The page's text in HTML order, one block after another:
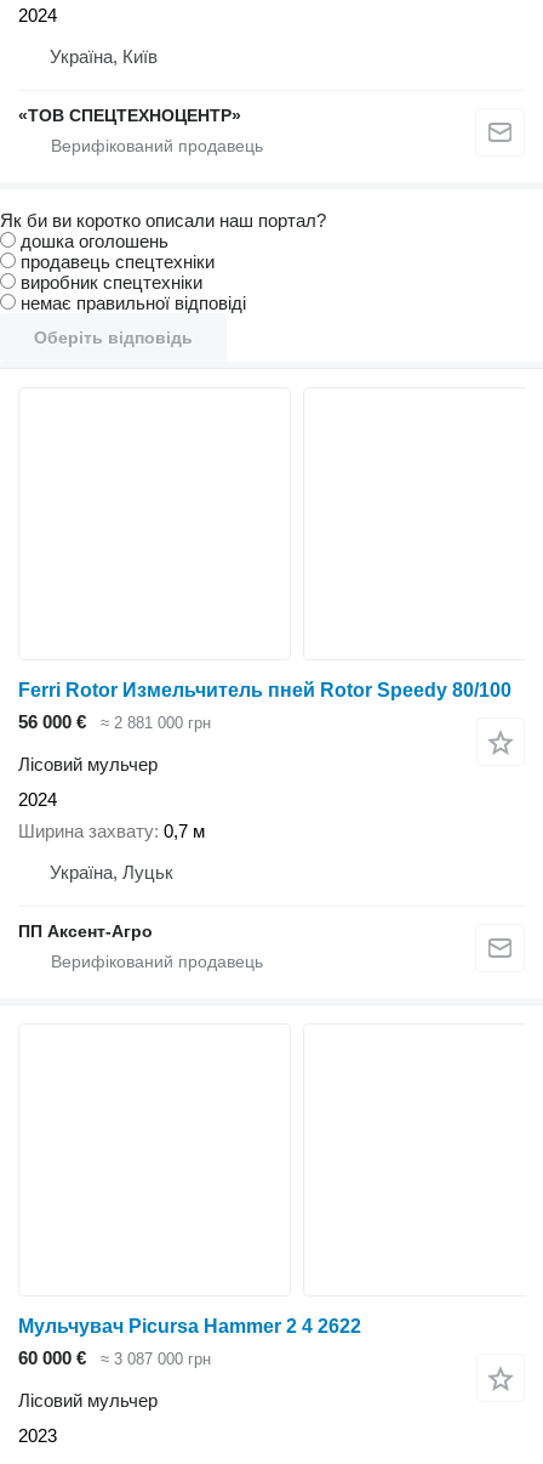
2024
Україна, Київ
«ТОВ СПЕЦТЕХНОЦЕНТР»
Як би ви коротко описали наш портал?
дошка оголошень
продавець спецтехніки
виробник спецтехніки
немає правильної відповіді
Оберіть відповідь
Ferri Rotor Измельчитель пней Rotor Speedy 80/100
56 000 €
≈ 2 881 000 грн
Лісовий мульчер
2024
Ширина захвату 0,7 м
Україна, Луцьк
ПП Аксент-Агро
Мульчувач Picursa Hammer 2 4 2622
60 000 €
≈ 3 087 000 грн
Лісовий мульчер
2023